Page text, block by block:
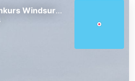
Oberstufenkurs Windsurfen